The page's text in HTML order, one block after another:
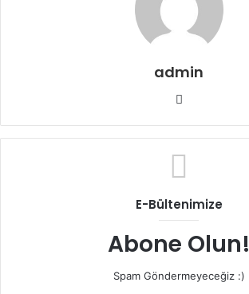
admin
Web
E-Bültenimize
Abone Olun!
Spam Göndermeyeceğiz :)